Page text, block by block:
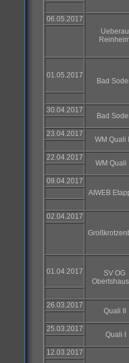
06.05.2017
Ueberau
01.05.2017
Bad
30.04.2017
Bad
23.04.2017
WM Quali
22.04.2017
WM Quali
09.04.2017
AIWEB
02.04.2017
01.04.2017
SV OG
26.03.2017
Quali II
25.03.2017
Quali I
12.03.2017